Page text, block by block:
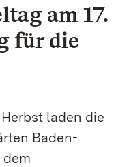
am 17.
für die
laden die
Baden-